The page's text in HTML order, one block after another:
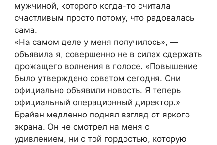
мужчиной, которого когда-то считала
счастливым просто потому, что радовалась
сама.
«На самом деле у меня получилось», —
объявила я, совершенно не в силах сдержать
дрожащего волнения в голосе. «Повышение
было утверждено советом сегодня. Они
официально объявили новость. Я теперь
официальный операционный директор.»
Брайан медленно поднял взгляд от яркого
экрана. Он не смотрел на меня с
удивлением, ни с той гордостью, которую